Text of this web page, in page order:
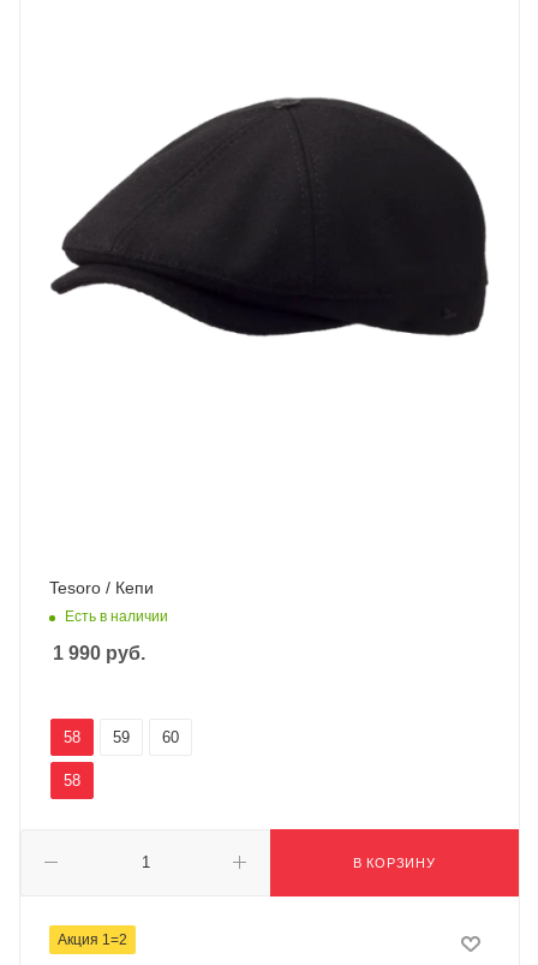
Tesoro / Кепи
Есть в наличии
1 990 руб.
В КОРЗИНУ
58 59 60
58
Акция 1=2